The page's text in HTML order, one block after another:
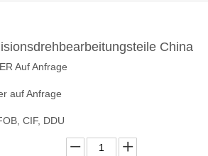
China
Auf Anfrage
auf Anfrage
CIF, DDU